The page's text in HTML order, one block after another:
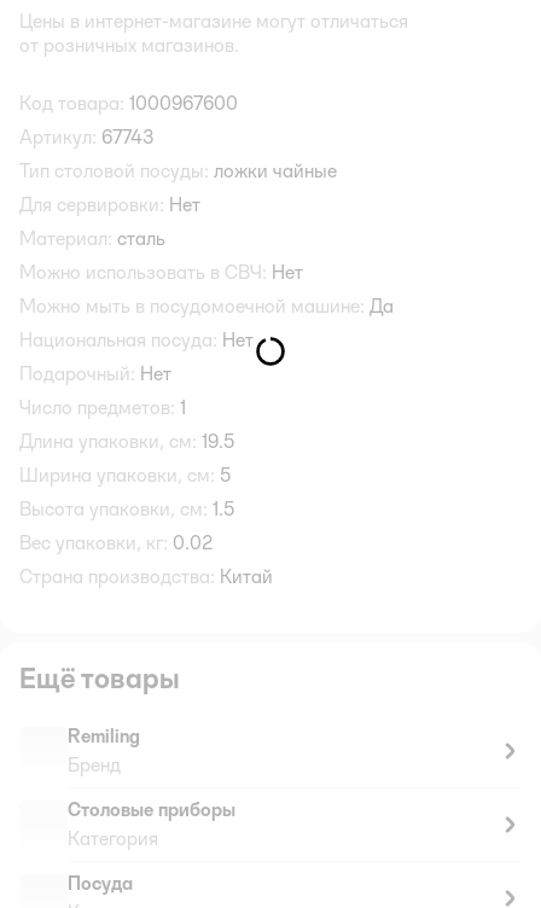
Цены в интернет-магазине могут отличаться
от розничных магазинов.
Код товара: 1000967600
Артикул: 67743
Тип столовой посуды: ложки чайные
Для сервировки: Нет
Материал: сталь
Можно использовать в СВЧ: Нет
Можно мыть в посудомоечной машине: Да
Национальная посуда: Нет
Подарочный: Нет
Число предметов: 1
Длина упаковки, см: 19.5
Ширина упаковки, см: 5
Высота упаковки, см: 1.5
Вес упаковки, кг: 0.02
Страна производства: Китай
Ещё товары
Remiling
Бренд
Столовые приборы
Категория
Посуда